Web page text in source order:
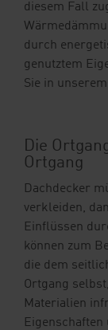
diesem Fall
durch
genutztem
Sie in unserem
Die
Ortgang
Dachdecker
verkleiden,
Einflüssen
können zum
die dem
Ortgang
Materialien